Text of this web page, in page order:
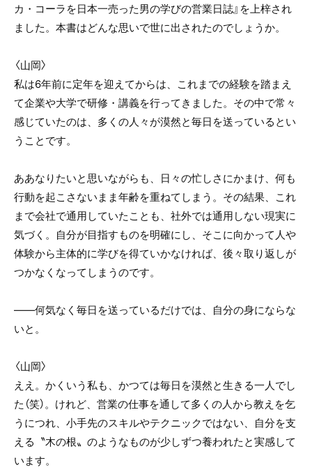
カ・コーラを日本一売った男の学びの営業日誌』を上梓され
ました。本書はどんな思いで世に出されたのでしょうか。
〈山岡〉
私は6年前に定年を迎えてからは、これまでの経験を踏まえ
て企業や大学で研修・講義を行ってきました。その中で常々
感じていたのは、多くの人々が漠然と毎日を送っているとい
うことです。
ああなりたいと思いながらも、日々の忙しさにかまけ、何も
行動を起こさないまま年齢を重ねてしまう。その結果、これ
まで会社で通用していたことも、社外では通用しない現実に
気づく。自分が目指すものを明確にし、そこに向かって人や
体験から主体的に学びを得ていかなければ、後々取り返しが
つかなくなってしまうのです。
――何気なく毎日を送っているだけでは、自分の身にならな
いと。
〈山岡〉
ええ。かくいう私も、かつては毎日を漠然と生きる一人でし
た（笑）。けれど、営業の仕事を通して多くの人から教えを乞
うにつれ、小手先のスキルやテクニックではない、自分を支
える〝木の根〟のようなものが少しずつ養われたと実感して
います。